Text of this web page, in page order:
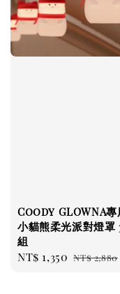
Coody GLOWNA專
小貓熊柔光派對燈罩
組
Sale
NT$ 1,350 Regular
NT$ 2,880